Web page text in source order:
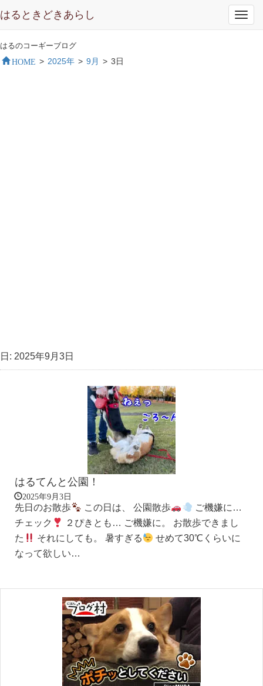
はるときどきあらし
はるのコーギーブログ
HOME > 2025年 > 9月 > 3日
日: 2025年9月3日
はるてんと公園！
2025年9月3日
先日のお散歩 この日は、 公園散歩
ご機嫌に…
チェック
２ぴきとも… ご機嫌に。 お散歩できまし
た
それにしても。 暑すぎる
せめて30℃くらいに
なって欲しい…